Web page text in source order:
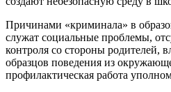
Причинами «криминала» в
служат социальные проблемы,
контроля со стороны родителей,
образцов поведения из
профилактическая работа